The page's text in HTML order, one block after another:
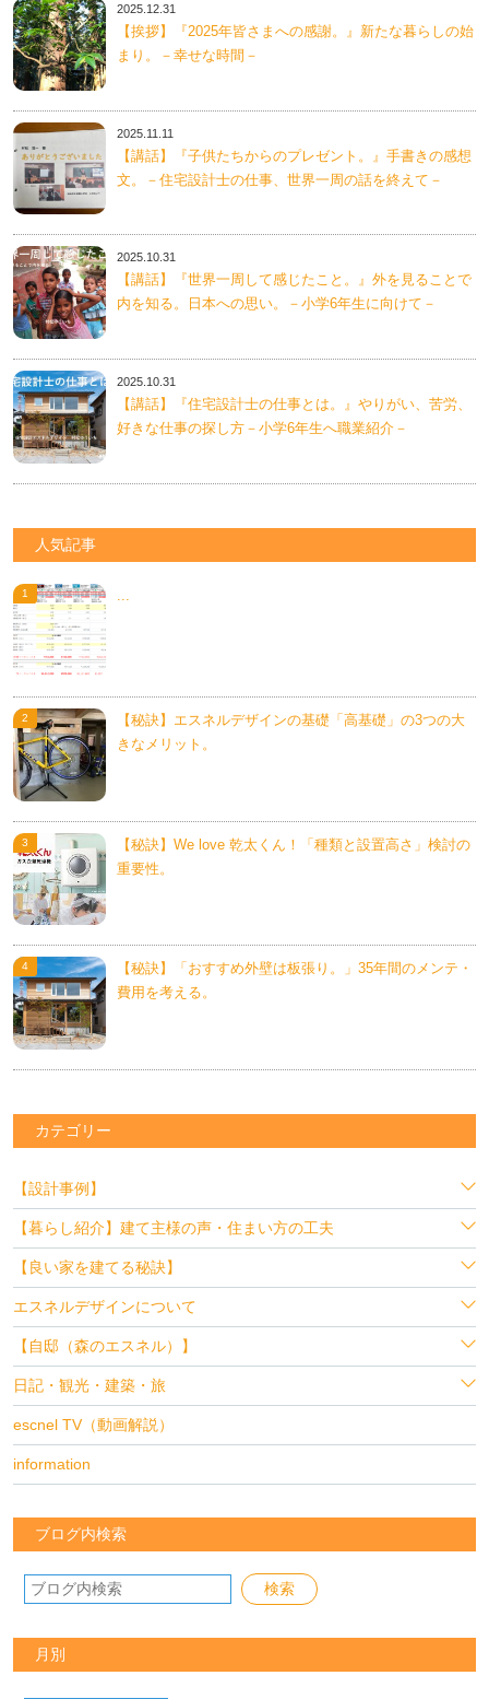
2025.12.31
【挨拶】『2025年皆さまへの感謝。』新たな暮らしの始
まり。－幸せな時間－
2025.11.11
【講話】『子供たちからのプレゼント。』手書きの感想
文。－住宅設計士の仕事、世界一周の話を終えて－
2025.10.31
【講話】『世界一周して感じたこと。』外を見ることで
内を知る。日本への思い。－小学6年生に向けて－
2025.10.31
【講話】『住宅設計士の仕事とは。』やりがい、苦労、
好きな仕事の探し方－小学6年生へ職業紹介－
人気記事
...
【秘訣】エスネルデザインの基礎「高基礎」の3つの大
きなメリット。
【秘訣】We love 乾太くん！「種類と設置高さ」検討の
重要性。
【秘訣】「おすすめ外壁は板張り。」35年間のメンテ・
費用を考える。
カテゴリー
【設計事例】
【暮らし紹介】建て主様の声・住まい方の工夫
【良い家を建てる秘訣】
エスネルデザインについて
【自邸（森のエスネル）】
日記・観光・建築・旅
escnel TV（動画解説）
information
ブログ内検索
月別